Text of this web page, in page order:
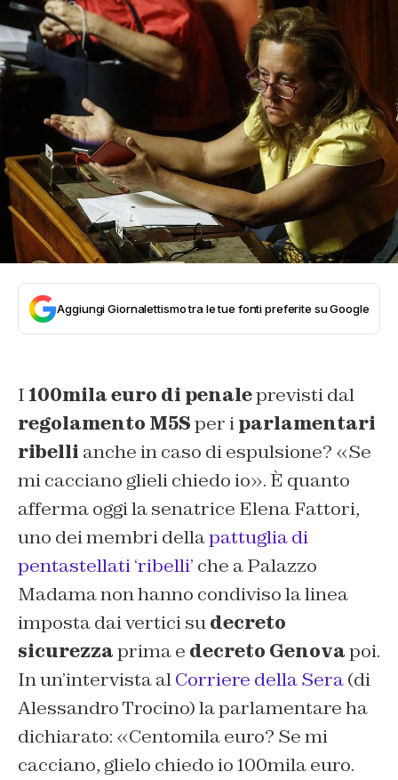
Aggiungi Giornalettismo tra le tue fonti preferite su Google
I 100mila euro di penaleprevisti dal
regolamento M5Sper iparlamentari
ribelli anche in caso di espulsione? «Se
mi cacciano glieli chiedo io». È quanto
afferma oggi la senatrice Elena Fattori,
uno dei membri dellapattuglia di
pentastellati ‘ribelli’ che a Palazzo
Madama non hanno condiviso la linea
imposta dai vertici sudecreto
sicurezzaprima e decreto Genovapoi.
In un’intervista alCorriere della Sera(di
Alessandro Trocino)la parlamentare ha
dichiarato: «Centomila euro? Se mi
cacciano, glielo chiedo io 100mila euro.